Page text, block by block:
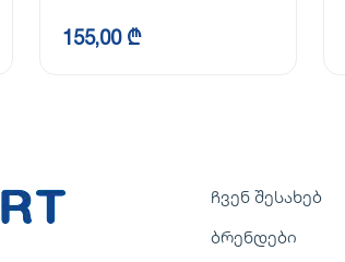
155,00 ₾
ჩვენ შესახებ
ბრენდები